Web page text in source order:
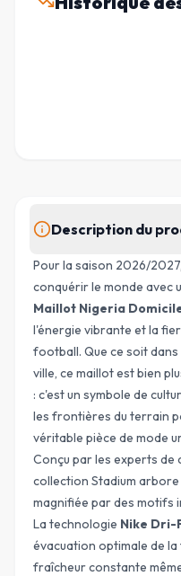
Description du
Pour la saison 2026/
conquérir le monde avec
Maillot Nigeria
l'énergie vibrante et la
football. Que ce soit
ville, ce maillot est bien
: c'est un symbole de
les frontières du terrain
véritable pièce de mode
Conçu par les experts de
collection Stadium
magnifiée par des motifs
La technologie Nike Dri-
évacuation optimale de
fraîcheur constante